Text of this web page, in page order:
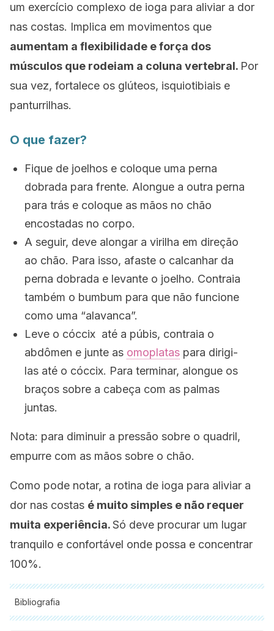
um exercício complexo de ioga para aliviar a dor
nas costas. Implica em movimentos que
aumentam a flexibilidade e força dos
músculos que rodeiam a coluna vertebral. Por
sua vez, fortalece os glúteos, isquiotibiais e
panturrilhas.
O que fazer?
Fique de joelhos e coloque uma perna
dobrada para frente. Alongue a outra perna
para trás e coloque as mãos no chão
encostadas no corpo.
A seguir, deve alongar a virilha em direção
ao chão. Para isso, afaste o calcanhar da
perna dobrada e levante o joelho. Contraia
também o bumbum para que não funcione
como uma “alavanca”.
Leve o cóccix até a púbis, contraia o
abdômen e junte as omoplatas para dirigi-
las até o cóccix. Para terminar, alongue os
braços sobre a cabeça com as palmas
juntas.
Nota: para diminuir a pressão sobre o quadril,
empurre com as mãos sobre o chão.
Como pode notar, a rotina de ioga para aliviar a
dor nas costas é muito simples e não requer
muita experiência.Só deve procurar um lugar
tranquilo e confortável onde possa e concentrar
100%.
Bibliografia
Todas as fontes citadas foram minuciosamente revisadas por